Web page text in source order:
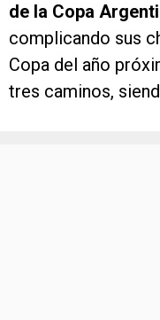
de la Copa
complicando sus
Copa del año
tres caminos,